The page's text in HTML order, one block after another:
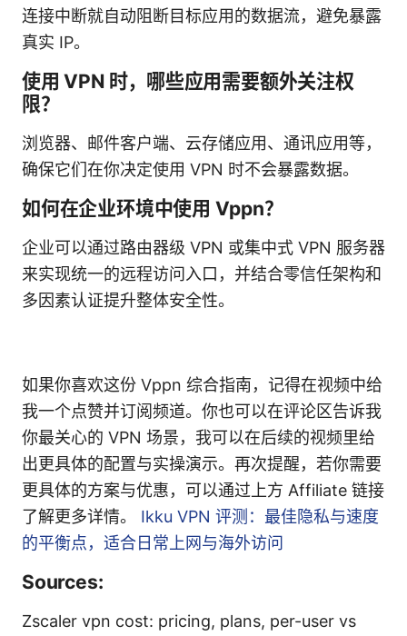
连接中断就自动阻断目标应用的数据流，避免暴露
真实 IP。
使用 VPN 时，哪些应用需要额外关注权
限？
浏览器、邮件客户端、云存储应用、通讯应用等，
确保它们在你决定使用 VPN 时不会暴露数据。
如何在企业环境中使用 Vppn？
企业可以通过路由器级 VPN 或集中式 VPN 服务器
来实现统一的远程访问入口，并结合零信任架构和
多因素认证提升整体安全性。
如果你喜欢这份 Vppn 综合指南，记得在视频中给
我一个点赞并订阅频道。你也可以在评论区告诉我
你最关心的 VPN 场景，我可以在后续的视频里给
出更具体的配置与实操演示。再次提醒，若你需要
更具体的方案与优惠，可以通过上方 Affiliate 链接
了解更多详情。 Ikku VPN 评测：最佳隐私与速度
的平衡点，适合日常上网与海外访问
Sources:
Zscaler vpn cost: pricing, plans, per-user vs